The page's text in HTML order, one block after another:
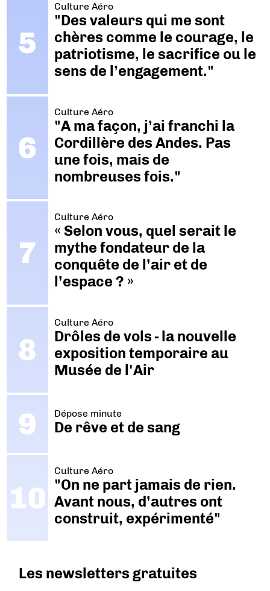
Culture Aéro
"Des valeurs qui me sont
chères comme le courage, le
patriotisme, le sacrifice ou le
sens de l’engagement."
Culture Aéro
"A ma façon, j’ai franchi la
Cordillère des Andes. Pas
une fois, mais de
nombreuses fois."
Culture Aéro
« Selon vous, quel serait le
mythe fondateur de la
conquête de l’air et de
l’espace ? »
Culture Aéro
Drôles de vols - la nouvelle
exposition temporaire au
Musée de l'Air
Dépose minute
De rêve et de sang
Culture Aéro
"On ne part jamais de rien.
Avant nous, d’autres ont
construit, expérimenté"
Les newsletters gratuites